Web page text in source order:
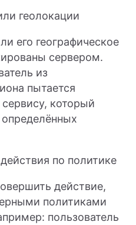
геолокации
его географическое
сервером.
из
пытается
который
по политике
действие,
политиками
пользователь